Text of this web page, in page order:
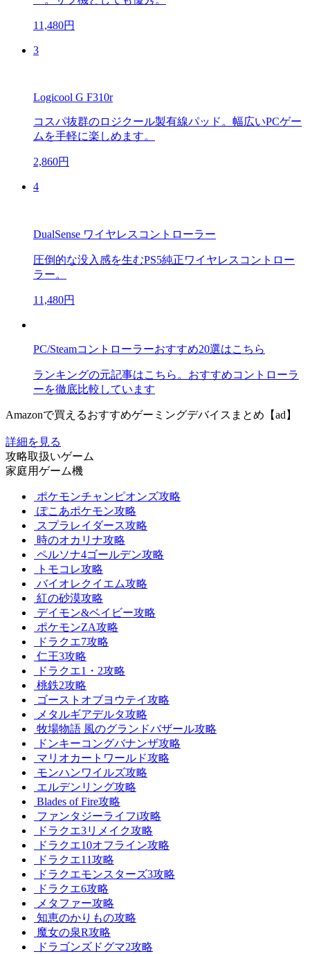
11,480円
3
Logicool G F310r
コスパ抜群のロジクール製有線パッド。幅広いPCゲー
ムを手軽に楽しめます。
2,860円
4
DualSense ワイヤレスコントローラー
圧倒的な没入感を生むPS5純正ワイヤレスコントロー
ラー。
11,480円
PC/Steamコントローラーおすすめ20選はこちら
ランキングの元記事はこちら。おすすめコントローラ
ーを徹底比較しています
Amazonで買えるおすすめゲーミングデバイスまとめ【ad】
詳細を見る
攻略取扱いゲーム
家庭用ゲーム機
ポケモンチャンピオンズ攻略
ぽこあポケモン攻略
スプラレイダース攻略
時のオカリナ攻略
ペルソナ4ゴールデン攻略
トモコレ攻略
バイオレクイエム攻略
紅の砂漠攻略
デイモン&ベイビー攻略
ポケモンZA攻略
ドラクエ7攻略
仁王3攻略
ドラクエ1・2攻略
桃鉄2攻略
ゴーストオブヨウテイ攻略
メタルギアデルタ攻略
牧場物語 風のグランドバザール攻略
ドンキーコングバナンザ攻略
マリオカートワールド攻略
モンハンワイルズ攻略
エルデンリング攻略
Blades of Fire攻略
ファンタジーライフi攻略
ドラクエ3リメイク攻略
ドラクエ10オフライン攻略
ドラクエ11攻略
ドラクエモンスターズ3攻略
ドラクエ6攻略
メタファー攻略
知恵のかりもの攻略
魔女の泉R攻略
ドラゴンズドグマ2攻略